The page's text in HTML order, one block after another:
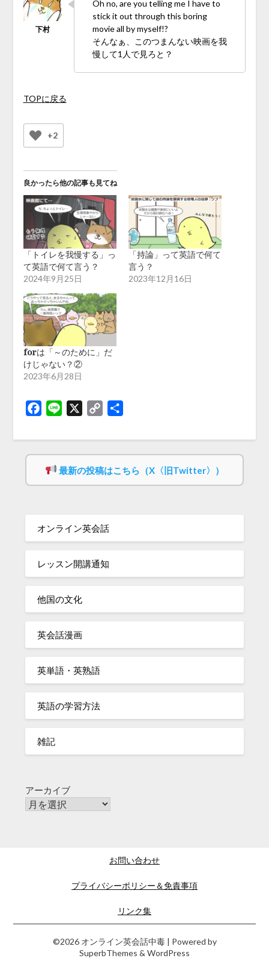
Oh no, are you telling me I have to
stick it out through this boring
movie all by myself!?
そんなぁ、このつまんない映画を我
慢して1人で見ろと？
TOPに戻る
+2
良かったら他の記事も見てね
「トイレを我慢する」っ
て英語で何て言う？
2024年9月25日
「持論」って英語で何て
言う？
2023年12月16日
forは「～のために」だ
けじゃない？②
2023年6月28日
Facebook
Line
Copy
最新の投稿はこちら（X〈旧Twitter〉）
オンライン英会話
レッスン開講通知
他国の文化
英会話漫画
英単語・英熟語
英語の学習方法
雑記
アーカイブ
お問い合わせ
プライバシーポリシー＆免責事項
リンク集
©2026 オンライン英会話中毒
| Powered by
SuperbThemes & WordPress